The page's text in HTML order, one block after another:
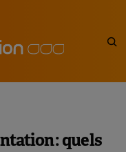
: quels